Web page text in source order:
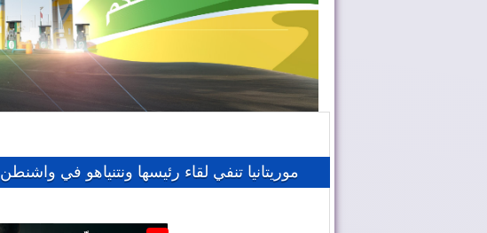
موريتانيا تنفي لقاء رئيسها ونتنياهو في واشنطن